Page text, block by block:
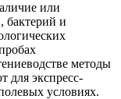
или
бактерий и
методы
для экспресс-
условиях.